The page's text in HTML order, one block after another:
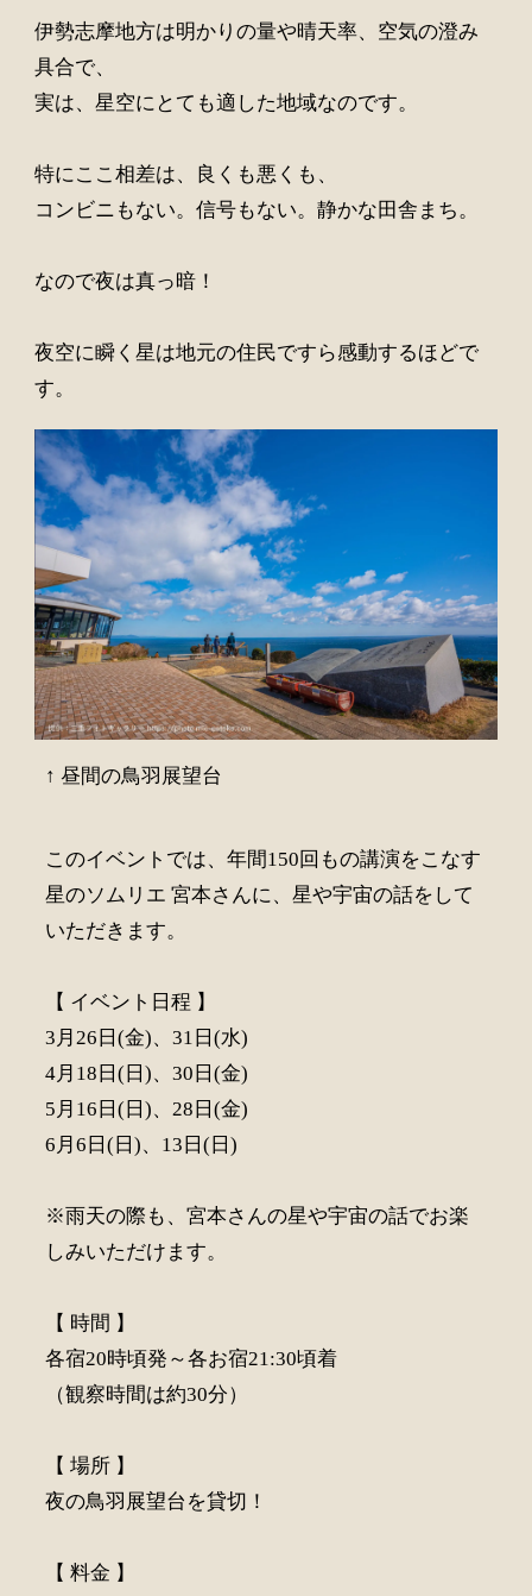
伊勢志摩地方は明かりの量や晴天率、空気の澄み
具合で、
実は、星空にとても適した地域なのです。
特にここ相差は、良くも悪くも、
コンビニもない。信号もない。静かな田舎まち。
なので夜は真っ暗！
夜空に瞬く星は地元の住民ですら感動するほどで
す。
↑ 昼間の鳥羽展望台
このイベントでは、年間150回もの講演をこなす
星のソムリエ 宮本さんに、星や宇宙の話をして
いただきます。
【 イベント日程 】
3月26日(金)、31日(水)
4月18日(日)、30日(金)
5月16日(日)、28日(金)
6月6日(日)、13日(日)
※雨天の際も、宮本さんの星や宇宙の話でお楽
しみいただけます。
【 時間 】
各宿20時頃発～各お宿21:30頃着
（観察時間は約30分）
【 場所 】
夜の鳥羽展望台を貸切！
【 料金 】